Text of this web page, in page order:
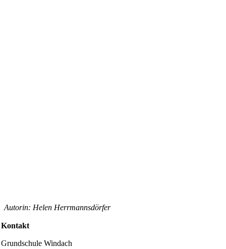
Autorin: Helen Herrmannsdörfer
Kontakt
Grundschule Windach